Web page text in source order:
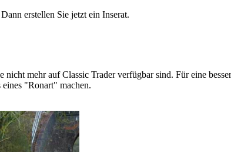
erstellen Sie jetzt ein Inserat.
nicht mehr auf Classic Trader verfügbar sind. Für eine
"Ronart" machen.